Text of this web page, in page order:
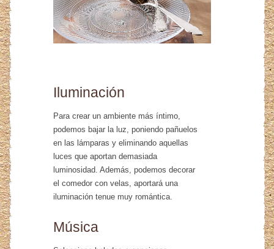
Iluminación
Para crear un ambiente más íntimo,
podemos bajar la luz, poniendo pañuelos
en las lámparas y eliminando aquellas
luces que aportan demasiada
luminosidad. Además, podemos decorar
el comedor con velas, aportará una
iluminación tenue muy romántica.
Música